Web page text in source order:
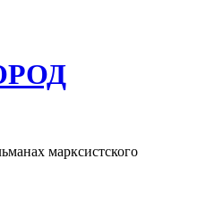
марксистского